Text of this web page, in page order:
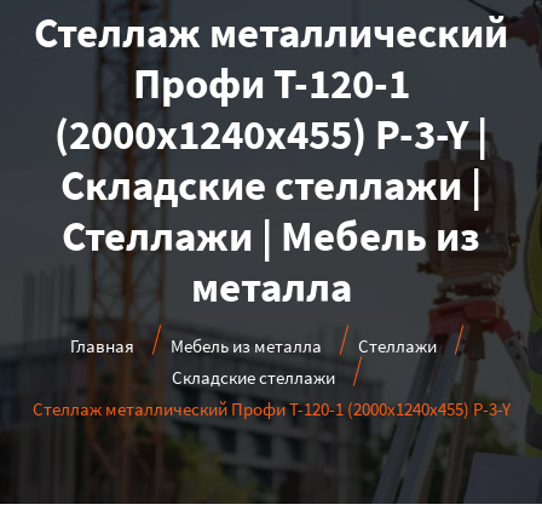
Стеллаж металлический
Профи Т-120-1
(2000x1240x455) P-3-Y |
Складские стеллажи |
Стеллажи | Мебель из
металла
Главная Мебель из металла
Стеллажи
Складские стеллажи
Стеллаж металлический Профи Т-120-1 (2000x1240x455) P-3-Y